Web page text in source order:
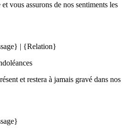
vous assurons de nos sentiments les
| {Relation}
et restera à jamais gravé dans nos